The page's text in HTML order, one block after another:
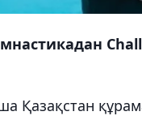
Қазақстан